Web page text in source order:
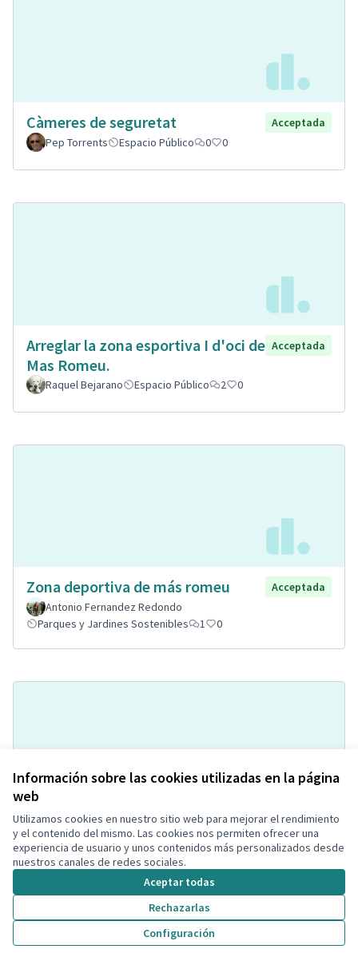
Información sobre las cookies utilizadas en la página
web
Utilizamos cookies en nuestro sitio web para mejorar el rendimiento
y el contenido del mismo. Las cookies nos permiten ofrecer una
experiencia de usuario y unos contenidos más personalizados desde
nuestros canales de redes sociales.
Aceptar todas
Rechazarlas
Configuración
Càmeres de seguretat
Acceptada
Pep Torrents
Espacio Público 0 0
Arreglar la zona esportiva I d'oci de
Mas Romeu.
Acceptada
Raquel Bejarano Espacio Público 2 0
Zona deportiva de más romeu
Acceptada
Antonio Fernandez Redondo
Parques y Jardines Sostenibles
1 0
Asfaltar i il·luminar el descampat
que hi ha davant del pàrquing de la
Bòbila
Acceptada
Espacio Público 0 0